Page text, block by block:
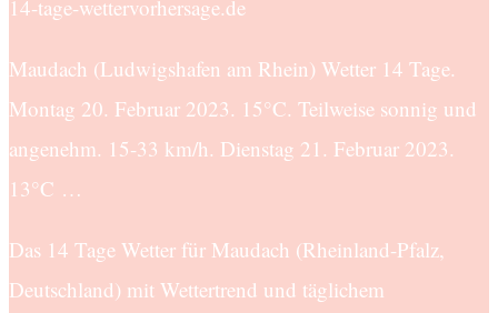
14-tage-wettervorhersage.de
Maudach (Ludwigshafen am Rhein) Wetter 14 Tage.
Montag 20. Februar 2023. 15°C. Teilweise sonnig und
angenehm. 15-33 km/h. Dienstag 21. Februar 2023.
13°C …
Das 14 Tage Wetter für Maudach (Rheinland-Pfalz,
Deutschland) mit Wettertrend und täglichem